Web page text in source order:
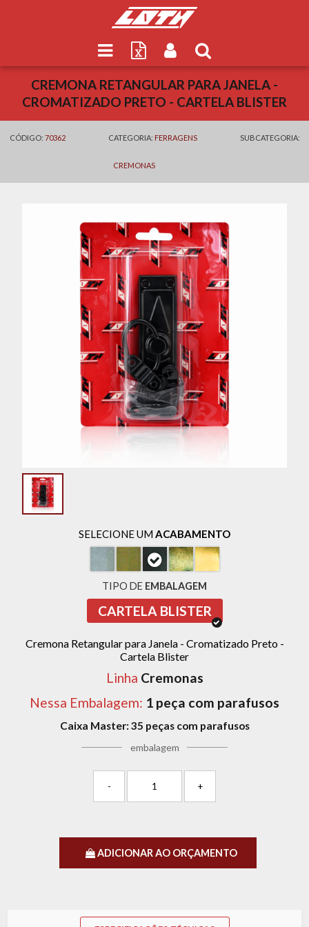
CREMONA RETANGULAR PARA JANELA -
CROMATIZADO PRETO - CARTELA BLISTER
CÓDIGO: 70362 CATEGORIA: FERRAGENS SUBCATEGORIA:
CREMONAS
SELECIONE UM ACABAMENTO
TIPO DE EMBALAGEM
CARTELA BLISTER
Cremona Retangular para Janela - Cromatizado Preto -
Cartela Blister
Linha Cremonas
Nessa Embalagem: 1 peça com parafusos
Caixa Master:35 peças com parafusos
embalagem
- +
ADICIONAR AO ORÇAMENTO